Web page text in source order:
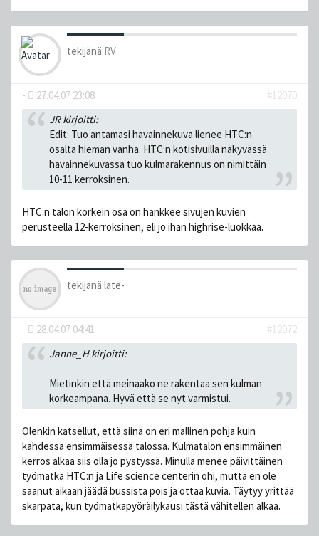
tekijänä RV
- 27.04.07 23:08
#12070
JR kirjoitti:
Edit: Tuo antamasi havainnekuva lienee HTC:n
osalta hieman vanha. HTC:n kotisivuilla näkyvässä
havainnekuvassa tuo kulmarakennus on nimittäin
10-11 kerroksinen.
HTC:n talon korkein osa on hankkee sivujen kuvien
perusteella 12-kerroksinen, eli jo ihan highrise-luokkaa.
tekijänä late-
- 28.04.07 04:41
#12072
Janne_H kirjoitti:
Mietinkin että meinaako ne rakentaa sen kulman
korkeampana. Hyvä että se nyt varmistui.
Olenkin katsellut, että siinä on eri mallinen pohja kuin
kahdessa ensimmäisessä talossa. Kulmatalon ensimmäinen
kerros alkaa siis olla jo pystyssä. Minulla menee päivittäinen
työmatka HTC:n ja Life science centerin ohi, mutta en ole
saanut aikaan jäädä bussista pois ja ottaa kuvia. Täytyy yrittää
skarpata, kun työmatkapyöräilykausi tästä vähitellen alkaa.